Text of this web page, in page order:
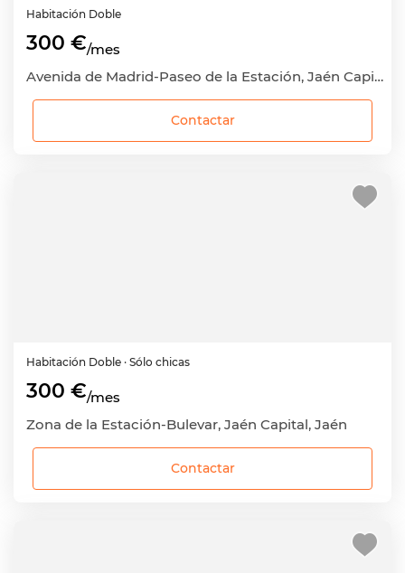
Habitación Doble
300 €/mes
Avenida de Madrid-Paseo de la Estación, Jaén Capital, Jaén
Contactar
Habitación Doble · Sólo chicas
300 €/mes
Zona de la Estación-Bulevar, Jaén Capital, Jaén
Contactar